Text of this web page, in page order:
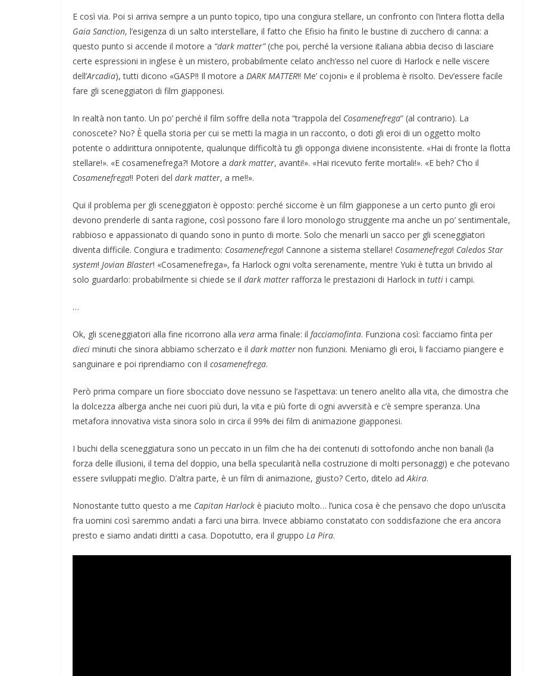
E così via. Poi si arriva sempre a un punto topico, tipo una congiura stellare, un confronto con l’intera flotta della
Gaia Sanction, l’esigenza di un salto interstellare, il fatto che Efisio ha finito le bustine di zucchero di canna: a
questo punto si accende il motore a “dark matter”(che poi, perché la versione italiana abbia deciso di lasciare
certe espressioni in inglese è un mistero, probabilmente celato anch’esso nel cuore di Harlock e nelle viscere
dell’Arcadia), tutti dicono «GASP!! Il motore a DARK MATTER!! Me’ cojoni» e il problema è risolto. Dev’essere facile
fare gli sceneggiatori di film giapponesi.
In realtà non tanto. Un po’ perché il film soffre della nota “trappola del Cosamenefrega” (al contrario). La
conoscete? No? È quella storia per cui se metti la magia in un racconto, o doti gli eroi di un oggetto molto
potente o addirittura onnipotente, qualunque difficoltà tu gli opponga diviene inconsistente. «Hai di fronte la flotta
stellare!». «E cosamenefrega?! Motore a dark matter, avanti!». «Hai ricevuto ferite mortali!». «E beh? C’ho il
Cosamenefrega!! Poteri del dark matter, a me!!».
Qui il problema per gli sceneggiatori è opposto: perché siccome è un film giapponese a un certo punto gli eroi
devono prenderle di santa ragione, così possono fare il loro monologo struggente ma anche un po’ sentimentale,
rabbioso e appassionato di quando sono in punto di morte. Solo che menarli un sacco per gli sceneggiatori
diventa difficile. Congiura e tradimento: Cosamenefrega! Cannone a sistema stellare! Cosamenefrega! Caledos Star
system! Jovian Blaster! «Cosamenefrega», fa Harlock ogni volta serenamente, mentre Yuki è tutta un brivido al
solo guardarlo: probabilmente si chiede se il dark matter rafforza le prestazioni di Harlock in tutti i campi.
…
Ok, gli sceneggiatori alla fine ricorrono alla vera arma finale: il facciamofinta. Funziona così: facciamo finta per
dieci minuti che sinora abbiamo scherzato e il dark matter non funzioni. Meniamo gli eroi, li facciamo piangere e
sanguinare e poi riprendiamo con il cosamenefrega.
Però prima compare un fiore sbocciato dove nessuno se l’aspettava: un tenero anelito alla vita, che dimostra che
la dolcezza alberga anche nei cuori più duri, la vita e più forte di ogni avversità e c’è sempre speranza. Una
metafora innovativa vista sinora solo in circa il 99% dei film di animazione giapponesi.
I buchi della sceneggiatura sono un peccato in un film che ha dei contenuti di sottofondo anche non banali (la
forza delle illusioni, il tema del doppio, una bella specularità nella costruzione di molti personaggi) e che potevano
essere sviluppati meglio. D’altra parte, è un film di animazione, giusto? Certo, ditelo adAkira.
Nonostante tutto questo a me Capitan Harlock è piaciuto molto… l’unica cosa è che pensavo che dopo un’uscita
fra uomini così saremmo andati a farci una birra. Invece abbiamo constatato con soddisfazione che era ancora
presto e siamo andati diritti a casa. Dopotutto, era il gruppo La Pira.